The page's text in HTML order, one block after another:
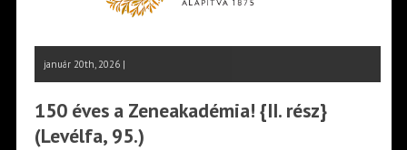
január 20th, 2026 |
150 éves a Zeneakadémia! {II. rész}
(Levélfa, 95.)